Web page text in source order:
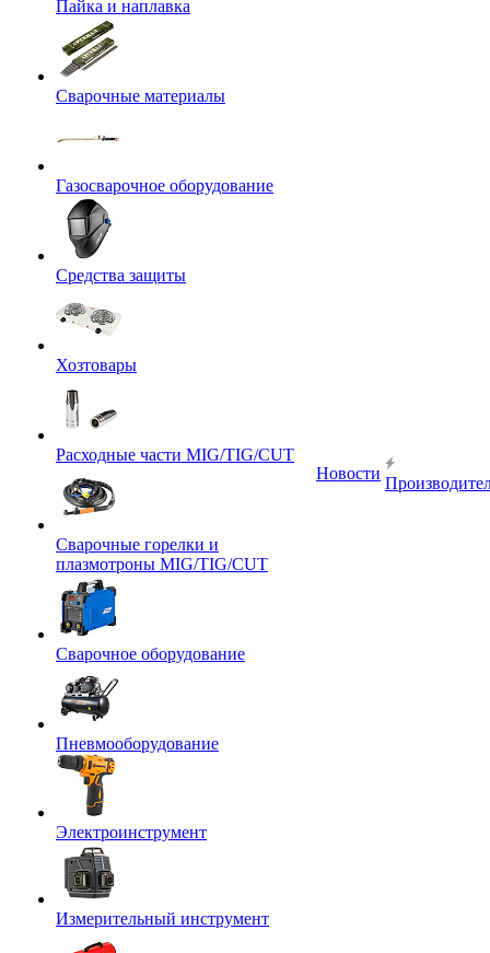
Пайка и наплавка
Сварочные материалы
Газосварочное оборудование
Средства защиты
Хозтовары
Расходные части MIG/TIG/CUT
Сварочные горелки и
плазмотроны MIG/TIG/CUT
Сварочное оборудование
Пневмооборудование
Электроинструмент
Измерительный инструмент
Новости